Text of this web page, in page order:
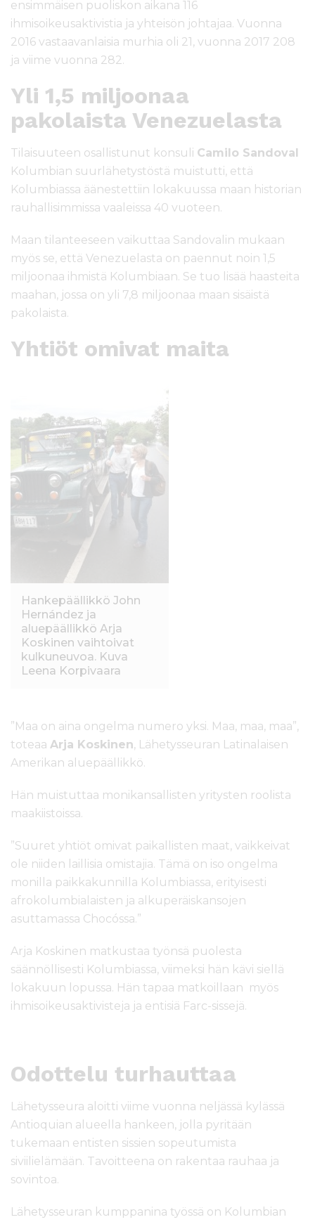
ensimmäisen puoliskon aikana 116
ihmisoikeusaktivistia ja yhteisön johtajaa. Vuonna
2016 vastaavanlaisia murhia oli 21, vuonna 2017 208
ja viime vuonna 282.
Yli 1,5 miljoonaa
pakolaista Venezuelasta
Tilaisuuteen osallistunut konsuli Camilo Sandoval
Kolumbian suurlähetystöstä muistutti, että
Kolumbiassa äänestettiin lokakuussa maan historian
rauhallisimmissa vaaleissa 40 vuoteen.
Maan tilanteeseen vaikuttaa Sandovalin mukaan
myös se, että Venezuelasta on paennut noin 1,5
miljoonaa ihmistä Kolumbiaan. Se tuo lisää haasteita
maahan, jossa on yli 7,8 miljoonaa maan sisäistä
pakolaista.
Yhtiöt omivat maita
Hankepäällikkö John
Hernández ja
aluepäällikkö Arja
Koskinen vaihtoivat
kulkuneuvoa. Kuva
Leena Korpivaara
”Maa on aina ongelma numero yksi. Maa, maa, maa”,
toteaa Arja Koskinen, Lähetysseuran Latinalaisen
Amerikan aluepäällikkö.
Hän muistuttaa monikansallisten yritysten roolista
maakiistoissa.
”Suuret yhtiöt omivat paikallisten maat, vaikkeivat
ole niiden laillisia omistajia. Tämä on iso ongelma
monilla paikkakunnilla Kolumbiassa, erityisesti
afrokolumbialaisten ja alkuperäiskansojen
asuttamassa Chocóssa.”
Arja Koskinen matkustaa työnsä puolesta
säännöllisesti Kolumbiassa, viimeksi hän kävi siellä
lokakuun lopussa. Hän tapaa matkoillaan myös
ihmisoikeusaktivisteja ja entisiä Farc-sissejä.
Odottelu turhauttaa
Lähetysseura aloitti viime vuonna neljässä kylässä
Antioquian alueella hankeen, jolla pyritään
tukemaan entisten sissien sopeutumista
siviilielämään. Tavoitteena on rakentaa rauhaa ja
sovintoa.
Lähetysseuran kumppanina työssä on Kolumbian